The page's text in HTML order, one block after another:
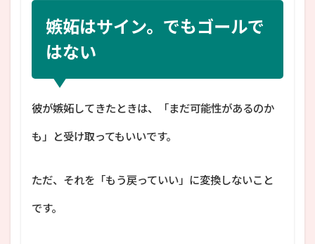
嫉妬はサイン。でもゴールで
はない
彼が嫉妬してきたときは、「まだ可能性があるのか
も」と受け取ってもいいです。
ただ、それを「もう戻っていい」に変換しないこと
です。